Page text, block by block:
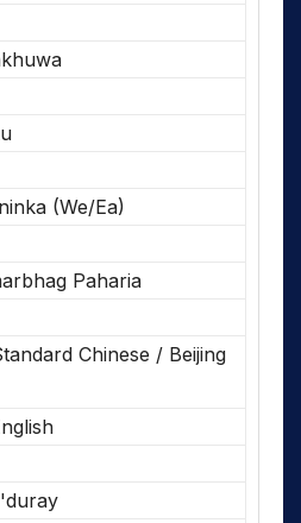
(We/Ea)
Paharia
Chinese / Beijing